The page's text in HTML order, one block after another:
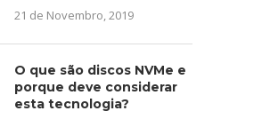
21 de Novembro, 2019
O que são discos NVMe e
porque deve considerar
esta tecnologia?